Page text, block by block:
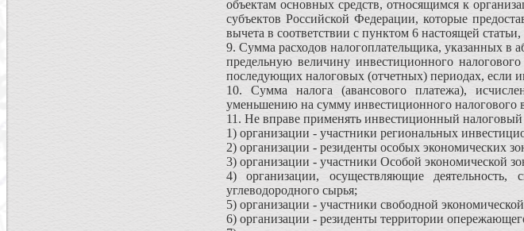
объектам основных средств, относящимся к
субъектов Российской Федерации, которые
вычета в соответствии с пунктом 6 настоящей
9. Сумма расходов налогоплательщика, указанных в
предельную величину инвестиционного
последующих налоговых (отчетных) периодах, если
10. Сумма налога (авансового платежа),
уменьшению на сумму инвестиционного налогового
11. Не вправе применять инвестиционный
1) организации - участники региональных
2) организации - резиденты особых экономических
3) организации - участники Особой экономической
4) организации, осуществляющие
углеводородного сырья;
5) организации - участники свободной
6) организации - резиденты территории